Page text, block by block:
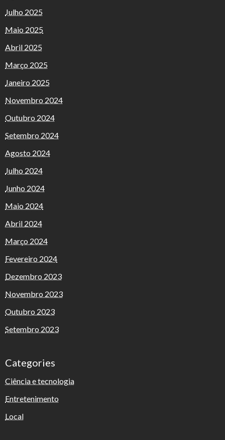
Julho 2025
Maio 2025
Abril 2025
Março 2025
Janeiro 2025
Novembro 2024
Outubro 2024
Setembro 2024
Agosto 2024
Julho 2024
Junho 2024
Maio 2024
Abril 2024
Março 2024
Fevereiro 2024
Dezembro 2023
Novembro 2023
Outubro 2023
Setembro 2023
Categories
Ciência e tecnologia
Entretenimento
Local